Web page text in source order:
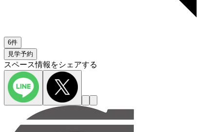
6件
見学予約
スペース情報をシェアする